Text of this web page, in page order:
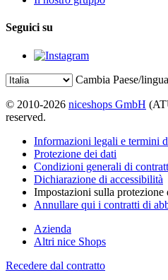
Seguici su
Cambia Paese/lingua
© 2010-2026 niceshops GmbH
reserved.
Informazioni legali e termini
Protezione dei dati
Condizioni generali di
Dichiarazione di accessibilità
Impostazioni sulla protezione
Annullare qui i contratti di
Azienda
Altri nice Shops
Recedere dal contratto